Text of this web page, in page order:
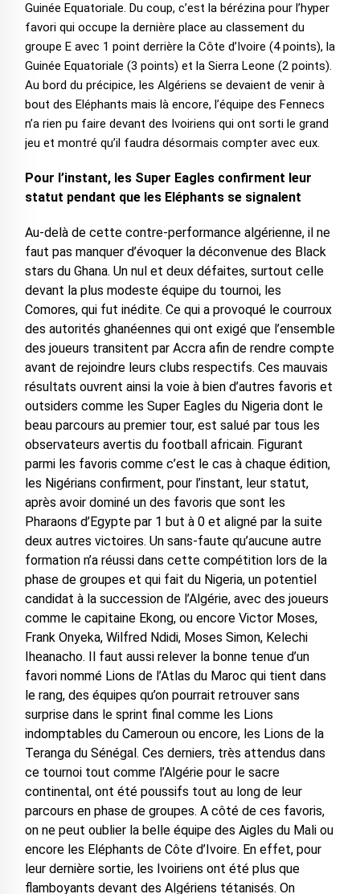
Guinée Equatoriale. Du coup, c’est la bérézina pour l’hyper
favori qui occupe la dernière place au classement du
groupe E avec 1 point derrière la Côte d’Ivoire (4 points), la
Guinée Equatoriale (3 points) et la Sierra Leone (2 points).
Au bord du précipice, les Algériens se devaient de venir à
bout des Eléphants mais là encore, l’équipe des Fennecs
n’a rien pu faire devant des Ivoiriens qui ont sorti le grand
jeu et montré qu’il faudra désormais compter avec eux.
Pour l’instant, les Super Eagles confirment leur
statut pendant que les Eléphants se signalent
Au-delà de cette contre-performance algérienne, il ne
faut pas manquer d’évoquer la déconvenue des Black
stars du Ghana. Un nul et deux défaites, surtout celle
devant la plus modeste équipe du tournoi, les
Comores, qui fut inédite. Ce qui a provoqué le courroux
des autorités ghanéennes qui ont exigé que l’ensemble
des joueurs transitent par Accra afin de rendre compte
avant de rejoindre leurs clubs respectifs. Ces mauvais
résultats ouvrent ainsi la voie à bien d’autres favoris et
outsiders comme les Super Eagles du Nigeria dont le
beau parcours au premier tour, est salué par tous les
observateurs avertis du football africain. Figurant
parmi les favoris comme c’est le cas à chaque édition,
les Nigérians confirment, pour l’instant, leur statut,
après avoir dominé un des favoris que sont les
Pharaons d’Egypte par 1 but à 0 et aligné par la suite
deux autres victoires. Un sans-faute qu’aucune autre
formation n’a réussi dans cette compétition lors de la
phase de groupes et qui fait du Nigeria, un potentiel
candidat à la succession de l’Algérie, avec des joueurs
comme le capitaine Ekong, ou encore Victor Moses,
Frank Onyeka, Wilfred Ndidi, Moses Simon, Kelechi
Iheanacho. Il faut aussi relever la bonne tenue d’un
favori nommé Lions de l’Atlas du Maroc qui tient dans
le rang, des équipes qu’on pourrait retrouver sans
surprise dans le sprint final comme les Lions
indomptables du Cameroun ou encore, les Lions de la
Teranga du Sénégal. Ces derniers, très attendus dans
ce tournoi tout comme l’Algérie pour le sacre
continental, ont été poussifs tout au long de leur
parcours en phase de groupes. A côté de ces favoris,
on ne peut oublier la belle équipe des Aigles du Mali ou
encore les Eléphants de Côte d’Ivoire. En effet, pour
leur dernière sortie, les Ivoiriens ont été plus que
flamboyants devant des Algériens tétanisés. On